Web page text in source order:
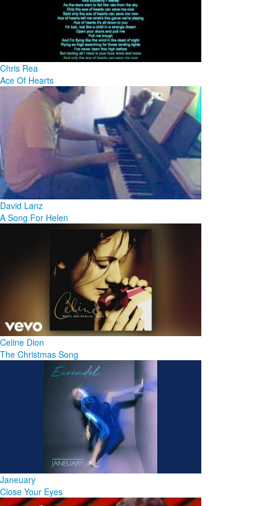
Chris Rea
Ace Of Hearts
David Lanz
A Song For Helen
Celine Dion
The Christmas Song
Janeuary
Close Your Eyes